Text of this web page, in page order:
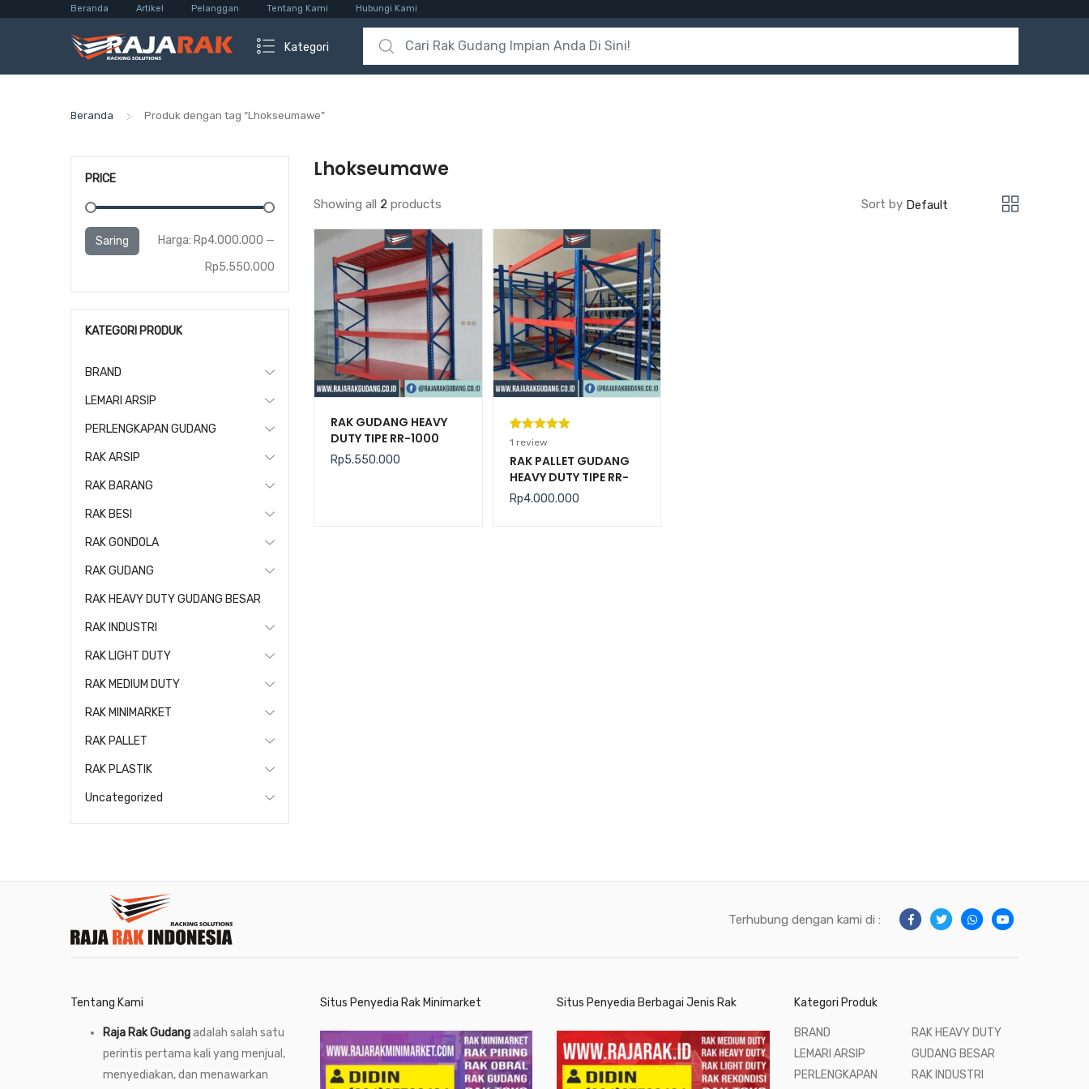
Beranda Artikel Pelanggan Tentang Kami Hubungi Kami
Kategori
Search for:
Beranda Produk dengan tag “Lhokseumawe”
Lhokseumawe
Showing all 2 products Sort by
RAK GUDANG HEAVY
DUTY TIPE RR-1000
Rp5.550.000
Peringkat
5.00dari 5
berdasarka
n
1
penilaian
1 review
RAK PALLET GUDANG
HEAVY DUTY TIPE RR-
2000 KAPASITAS 2
TON / LEVEL
Rp4.000.000
PRICE
Saring Harga: Rp4.000.000 —
Rp5.550.000
KATEGORI PRODUK
BRAND
LEMARI ARSIP
PERLENGKAPAN GUDANG
RAK ARSIP
RAK BARANG
RAK BESI
RAK GONDOLA
RAK GUDANG
RAK HEAVY DUTY GUDANG BESAR
RAK INDUSTRI
RAK LIGHT DUTY
RAK MEDIUM DUTY
RAK MINIMARKET
RAK PALLET
RAK PLASTIK
Uncategorized
Terhubung dengan kami di :
Tentang Kami
Raja Rak Gudangadalah salah satu
perintis pertama kali yang menjual,
menyediakan, dan menawarkan
Situs Penyedia Rak Minimarket Situs Penyedia Berbagai Jenis Rak Kategori Produk
BRAND
LEMARI ARSIP
PERLENGKAPAN
RAK HEAVY DUTY
GUDANG BESAR
RAK INDUSTRI